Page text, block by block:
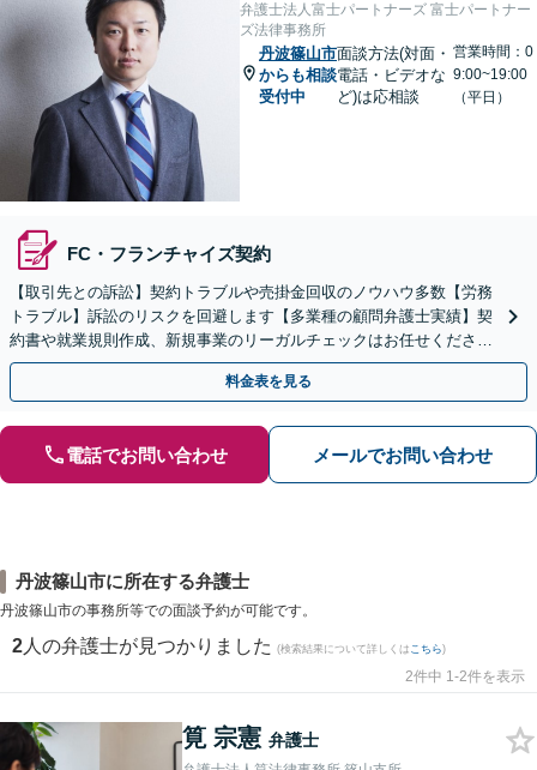
弁護士法人富士パートナーズ 富士パートナー
ズ法律事務所
丹波篠山市
からも相談
受付中
面談方法(対面・
電話・ビデオな
ど)は応相談
営業時間：0
9:00~19:00
（平日）
FC・フランチャイズ契約
【取引先との訴訟】契約トラブルや売掛金回収のノウハウ多数【労務
トラブル】訴訟のリスクを回避します【多業種の顧問弁護士実績】契
約書や就業規則作成、新規事業のリーガルチェックはお任せくださ
い。単発のご依頼OK。
料金表を見る
電話でお問い合わせ メールでお問い合わせ
丹波篠山市に所在する弁護士
丹波篠山市の事務所等での面談予約が可能です。
2 人の弁護士が見つかりました (検索結果について詳しくは こちら)
2件中 1-2件を表示
筧 宗憲 弁護士